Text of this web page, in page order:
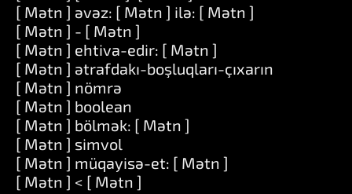
[ Mətn ] əvəz: [ Mətn ] ilə: [ Mətn ]
[ Mətn ] - [ Mətn ]
[ Mətn ] ehtiva-edir: [ Mətn ]
[ Mətn ] ətrafdakı-boşluqları-çıxarın
[ Mətn ] nömrə
[ Mətn ] boolean
[ Mətn ] bölmək: [ Mətn ]
[ Mətn ] simvol
[ Mətn ] müqayisə-et: [ Mətn ]
[ Mətn ] < [ Mətn ]